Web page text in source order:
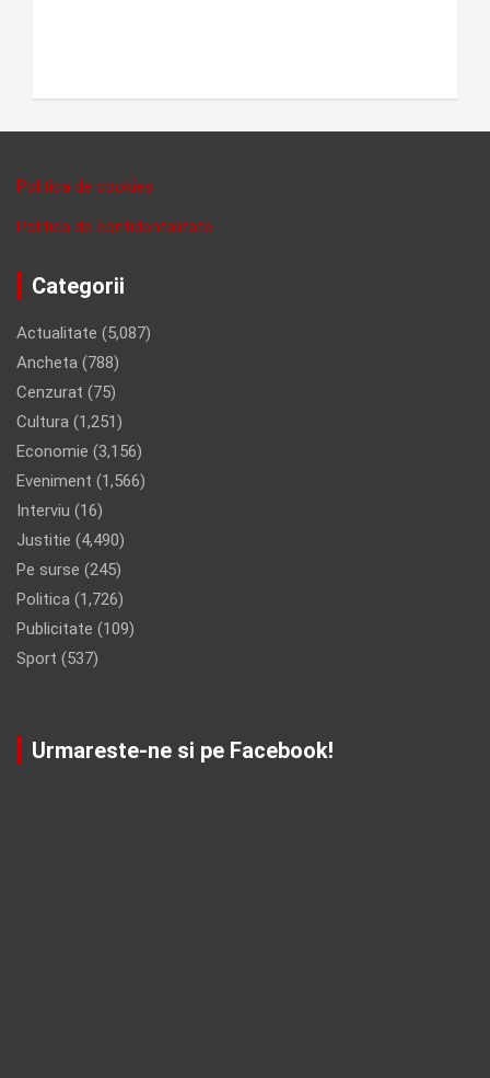
Politica de cookies
Politica de confidentalitate
Categorii
Actualitate (5,087)
Ancheta (788)
Cenzurat (75)
Cultura (1,251)
Economie (3,156)
Eveniment (1,566)
Interviu (16)
Justitie (4,490)
Pe surse (245)
Politica (1,726)
Publicitate (109)
Sport (537)
Urmareste-ne si pe Facebook!